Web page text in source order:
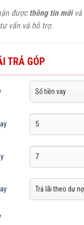
đượcthông tin mớivà
vấn và hỗ trợ.
TRẢ GÓP